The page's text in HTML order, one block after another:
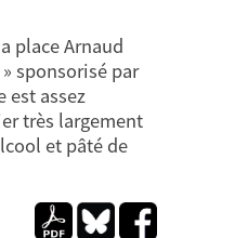
place Arnaud
sponsorisé par
est assez
très largement
et pâté de